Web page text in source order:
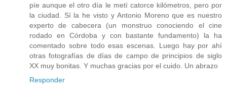
píe aunque el otro día le metí catorce kilómetros, pero por
la ciudad. Sí la he visto y Antonio Moreno que es nuestro
experto de cabecera (un monstruo conociendo el cine
rodado en Córdoba y con bastante fundamento) la ha
comentado sobre todo esas escenas. Luego hay por ahí
otras fotografías de días de campo de principios de siglo
XX muy bonitas. Y muchas gracias por el cuido. Un abrazo
Responder